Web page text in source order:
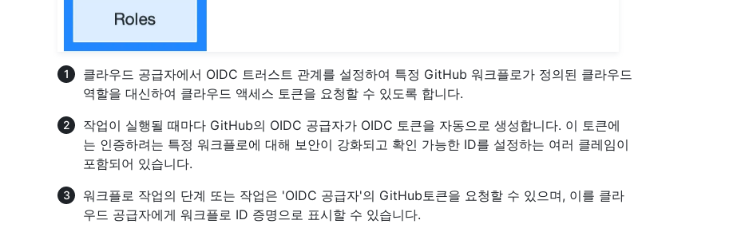
클라우드 공급자에서 OIDC 트러스트 관계를 설정하여 특정 GitHub 워크플로가 정의된 클라우드
역할을 대신하여 클라우드 액세스 토큰을 요청할 수 있도록 합니다.
작업이 실행될 때마다 GitHub의 OIDC 공급자가 OIDC 토큰을 자동으로 생성합니다. 이 토큰에
는 인증하려는 특정 워크플로에 대해 보안이 강화되고 확인 가능한 ID를 설정하는 여러 클레임이
포함되어 있습니다.
워크플로 작업의 단계 또는 작업은 'OIDC 공급자'의 GitHub토큰을 요청할 수 있으며, 이를 클라
우드 공급자에게 워크플로 ID 증명으로 표시할 수 있습니다.